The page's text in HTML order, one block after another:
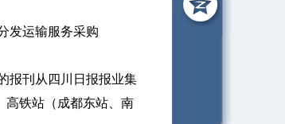
发运输服务采购
刊从四川日报报业集
高铁站（成都东站、南